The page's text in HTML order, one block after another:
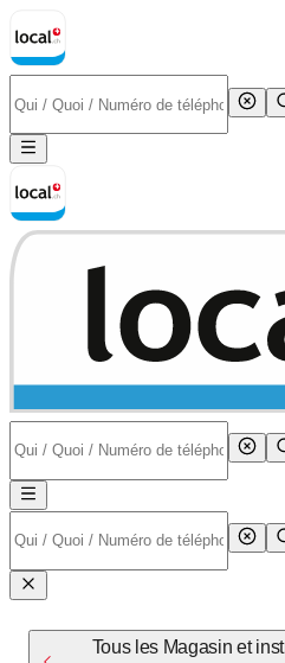
Tous les Magasin et